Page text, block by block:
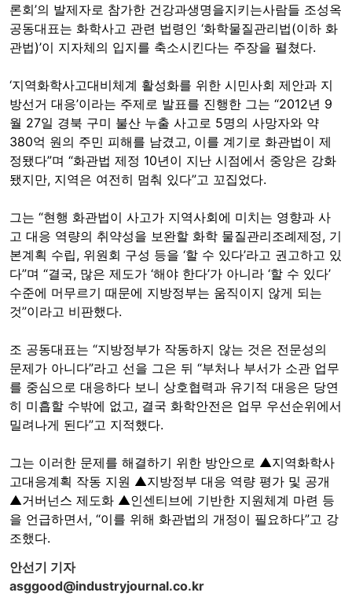
론회’의 발제자로 참가한 건강과생명을지키는사람들 조성옥
공동대표는 화학사고 관련 법령인 ‘화학물질관리법(이하 화
관법)’이 지자체의 입지를 축소시킨다는 주장을 펼쳤다.
‘지역화학사고대비체계 활성화를 위한 시민사회 제안과 지
방선거 대응’이라는 주제로 발표를 진행한 그는 “2012년 9
월 27일 경북 구미 불산 누출 사고로 5명의 사망자와 약
380억 원의 주민 피해를 남겼고, 이를 계기로 화관법이 제
정됐다”며 “화관법 제정 10년이 지난 시점에서 중앙은 강화
됐지만, 지역은 여전히 멈춰 있다”고 꼬집었다.
그는 “현행 화관법이 사고가 지역사회에 미치는 영향과 사
고 대응 역량의 취약성을 보완할 화학 물질관리조례제정, 기
본계획 수립, 위원회 구성 등을 ‘할 수 있다’라고 권고하고 있
다”며 “결국, 많은 제도가 ‘해야 한다’가 아니라 ‘할 수 있다’
수준에 머무르기 때문에 지방정부는 움직이지 않게 되는
것”이라고 비판했다.
조 공동대표는 “지방정부가 작동하지 않는 것은 전문성의
문제가 아니다”라고 선을 그은 뒤 “부처나 부서가 소관 업무
를 중심으로 대응하다 보니 상호협력과 유기적 대응은 당연
히 미흡할 수밖에 없고, 결국 화학안전은 업무 우선순위에서
밀려나게 된다”고 지적했다.
그는 이러한 문제를 해결하기 위한 방안으로 ▲지역화학사
고대응계획 작동 지원 ▲지방정부 대응 역량 평가 및 공개
▲거버넌스 제도화 ▲인센티브에 기반한 지원체계 마련 등
을 언급하면서, “이를 위해 화관법의 개정이 필요하다”고 강
조했다.
안선기 기자
asggood@industryjournal.co.kr